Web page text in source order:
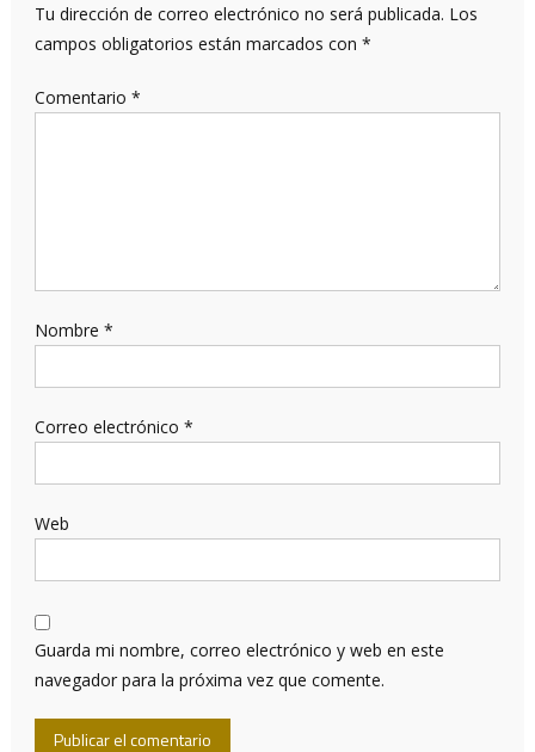
Tu dirección de correo electrónico no será publicada. Los
campos obligatorios están marcados con *
Comentario *
Nombre *
Correo electrónico *
Web
Guarda mi nombre, correo electrónico y web en este
navegador para la próxima vez que comente.